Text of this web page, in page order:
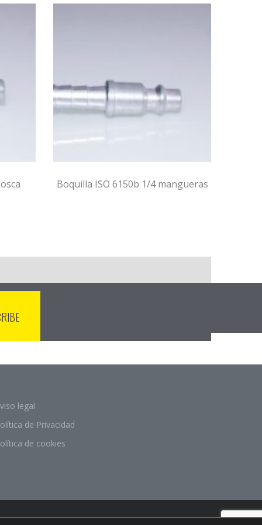
Boquilla ISO 6150b 1/4 mangueras Boquilla ISO
legal
de Privacidad
de cookies